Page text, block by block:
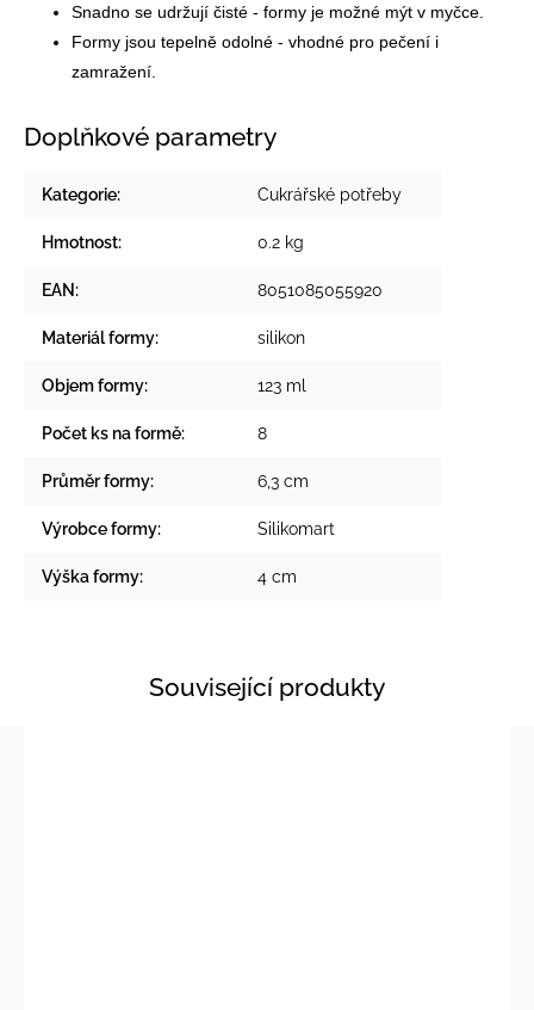
Snadno se udržují čisté - formy je možné mýt v myčce.
Formy jsou tepelně odolné - vhodné pro pečení i
zamražení.
Doplňkové parametry
Kategorie: Cukrářské potřeby
Hmotnost: 0.2 kg
EAN: 8051085055920
Materiál formy: silikon
Objem formy: 123 ml
Počet ks na formě: 8
Průměr formy: 6,3 cm
Výrobce formy: Silikomart
Výška formy: 4 cm
Související produkty